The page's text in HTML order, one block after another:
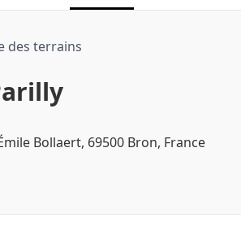
des terrains
Bollaert, 69500 Bron, France